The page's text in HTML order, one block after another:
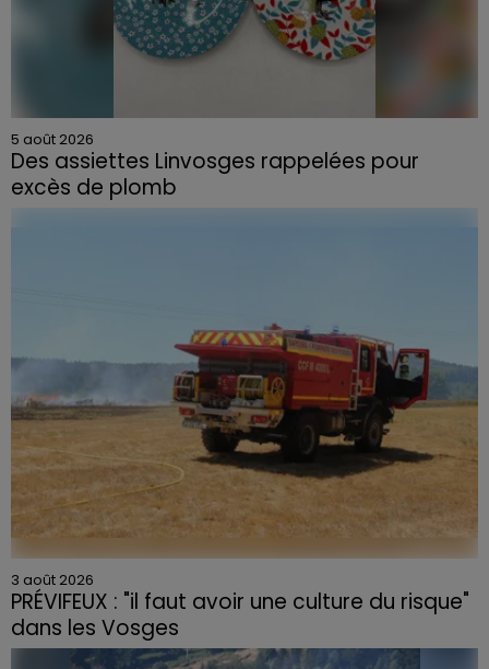
5 août 2026
Des assiettes Linvosges rappelées pour
excès de plomb
Du plomb a été détecté dans deux assiettes en
3 août 2026
PRÉVIFEUX : "il faut avoir une culture du risque"
dans les Vosges